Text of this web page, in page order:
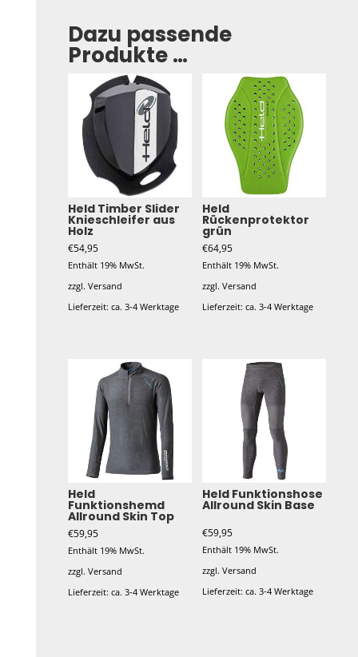
Dazu passende
Produkte …
Held Timber Slider
Knieschleifer aus
Holz
€54,95
Enthält 19% MwSt.
zzgl.Versand
Lieferzeit: ca. 3-4 Werktage
Held
Rückenprotektor
grün
€64,95
Enthält 19% MwSt.
zzgl. Versand
Lieferzeit: ca. 3-4 Werktage
mehrere
Varianten
Optionen
können
der
Produktseite
gewählt
Held
Funktionshemd
Allround Skin Top
€59,95
Enthält 19% MwSt.
zzgl.Versand
Lieferzeit: ca. 3-4 Werktage
Held Funktionshose
Allround Skin Base
€59,95
Enthält 19% MwSt.
zzgl. Versand
Lieferzeit: ca. 3-4 Werktage